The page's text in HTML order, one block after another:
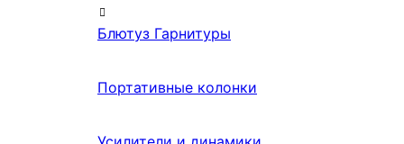
Блютуз Гарнитуры
Портативные колонки